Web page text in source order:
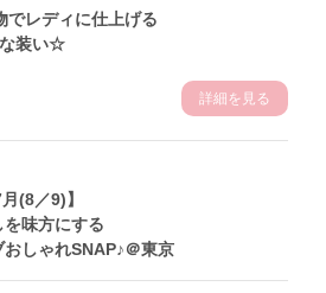
でレディに仕上げる
な装い☆
詳細を見る
(8／9)】
味方にする
おしゃれSNAP♪＠東京